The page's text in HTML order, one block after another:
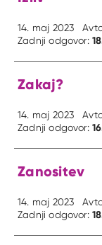
14. maj 2023
Zadnji odgovor:
Zakaj?
14. maj 2023
Zadnji odgovor:
Zanositev
14. maj 2023
Zadnji odgovor: